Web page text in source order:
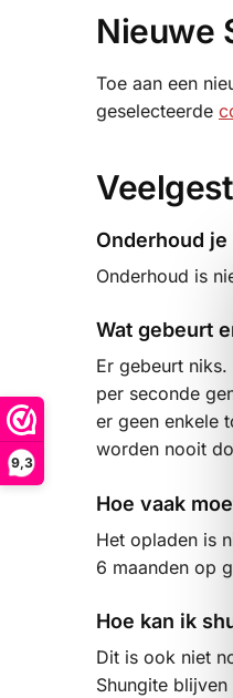
9,3
Nieuwe
Toe aan een
geselecteerde
Onderhoud
Onderhoud is
Wat gebeurt
Er gebeurt
per seconde
er geen enkele
worden nooit
Hoe vaak
Het opladen is
6 maanden op
Hoe kan ik
Dit is ook niet
Shungite